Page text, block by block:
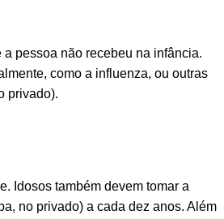
pessoa não recebeu na infância.
como a influenza, ou outras
privado).
Idosos também devem tomar a
no privado) a cada dez anos. Além